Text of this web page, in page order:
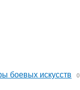
боевых искусств